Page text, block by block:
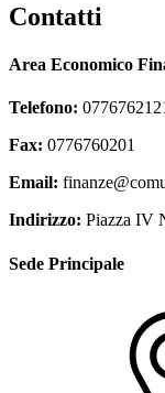
Contatti
Area Economico
Telefono:
Fax: 0776760201
Email:
Indirizzo: Piazza IV
Sede Principale